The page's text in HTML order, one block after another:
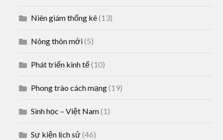
Niên giám thống kê(13)
Nông thôn mới(5)
Phát triển kinh tế(10)
Phong trào cách mạng(19)
Sinh học – Việt Nam(1)
Sự kiện lịch sử(46)